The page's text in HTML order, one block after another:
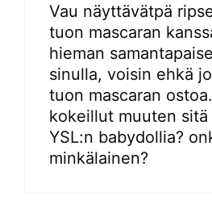
Vau näyttävätpä
tuon mascaran
hieman
sinulla, voisin ehkä
tuon mascaran
kokeillut muuten
YSL:n babydollia?
minkälainen?